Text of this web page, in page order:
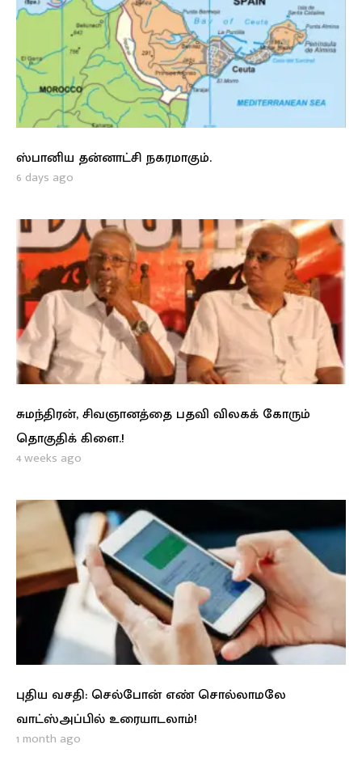
ஸ்பானிய தன்னாட்சி நகரமாகும்.
6 days ago
சுமந்திரன், சிவஞானத்தை பதவி விலகக் கோரும்
தொகுதிக் கிளை.!
4 weeks ago
புதிய வசதி: செல்போன் எண் சொல்லாமலே
வாட்ஸ்அப்பில் உரையாடலாம்!
1 month ago